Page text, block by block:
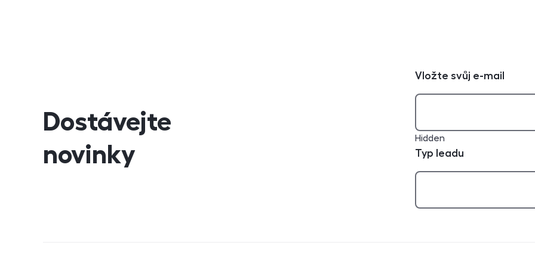
Dostávejte
novinky
Vložte svůj e-mail
Hidden
Typ leadu